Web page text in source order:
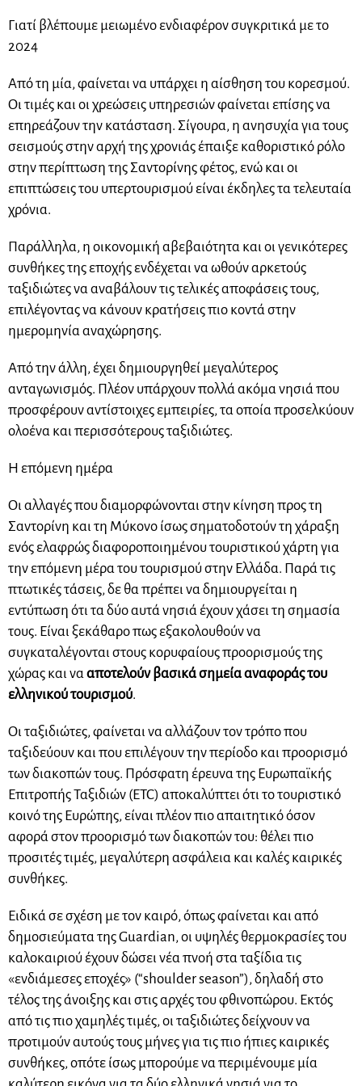
Γιατί βλέπουμε μειωμένο ενδιαφέρον συγκριτικά με το
2024
Από τη μία, φαίνεται να υπάρχει η αίσθηση του κορεσμού.
Οι τιμές και οι χρεώσεις υπηρεσιών φαίνεται επίσης να
επηρεάζουν την κατάσταση. Σίγουρα, η ανησυχία για τους
σεισμούς στην αρχή της χρονιάς έπαιξε καθοριστικό ρόλο
στην περίπτωση της Σαντορίνης φέτος, ενώ και οι
επιπτώσεις του υπερτουρισμού είναι έκδηλες τα τελευταία
χρόνια.
Παράλληλα, η οικονομική αβεβαιότητα και οι γενικότερες
συνθήκες της εποχής ενδέχεται να ωθούν αρκετούς
ταξιδιώτες να αναβάλουν τις τελικές αποφάσεις τους,
επιλέγοντας να κάνουν κρατήσεις πιο κοντά στην
ημερομηνία αναχώρησης.
Από την άλλη, έχει δημιουργηθεί μεγαλύτερος
ανταγωνισμός. Πλέον υπάρχουν πολλά ακόμα νησιά που
προσφέρουν αντίστοιχες εμπειρίες, τα οποία προσελκύουν
ολοένα και περισσότερους ταξιδιώτες.
Η επόμενη ημέρα
Οι αλλαγές που διαμορφώνονται στην κίνηση προς τη
Σαντορίνη και τη Μύκονο ίσως σηματοδοτούν τη χάραξη
ενός ελαφρώς διαφοροποιημένου τουριστικού χάρτη για
την επόμενη μέρα του τουρισμού στην Ελλάδα. Παρά τις
πτωτικές τάσεις, δε θα πρέπει να δημιουργείται η
εντύπωση ότι τα δύο αυτά νησιά έχουν χάσει τη σημασία
τους. Είναι ξεκάθαρο πως εξακολουθούν να
συγκαταλέγονται στους κορυφαίους προορισμούς της
χώρας και νααποτελούν βασικά σημεία αναφοράς του
ελληνικού τουρισμού.
Οι ταξιδιώτες, φαίνεται να αλλάζουν τον τρόπο που
ταξιδεύουν και που επιλέγουν την περίοδο και προορισμό
των διακοπών τους. Πρόσφατη έρευνα της Ευρωπαϊκής
Επιτροπής Ταξιδιών (ETC) αποκαλύπτει ότι το τουριστικό
κοινό της Ευρώπης, είναι πλέον πιο απαιτητικό όσον
αφορά στον προορισμό των διακοπών του: θέλει πιο
προσιτές τιμές, μεγαλύτερη ασφάλεια και καλές καιρικές
συνθήκες.
Ειδικά σε σχέση με τον καιρό, όπως φαίνεται και από
δημοσιεύματα της Guardian, οι υψηλές θερμοκρασίες του
καλοκαιριού έχουν δώσει νέα πνοή στα ταξίδια τις
«ενδιάμεσες εποχές» (“shoulder season”), δηλαδή στο
τέλος της άνοιξης και στις αρχές του φθινοπώρου. Εκτός
από τις πιο χαμηλές τιμές, οι ταξιδιώτες δείχνουν να
προτιμούν αυτούς τους μήνες για τις πιο ήπιες καιρικές
συνθήκες, οπότε ίσως μπορούμε να περιμένουμε μία